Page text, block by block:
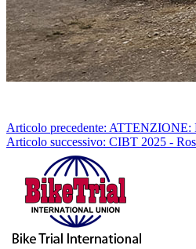
Articolo precedente: ATTENZIONE:
Articolo successivo: CIBT 2025 -